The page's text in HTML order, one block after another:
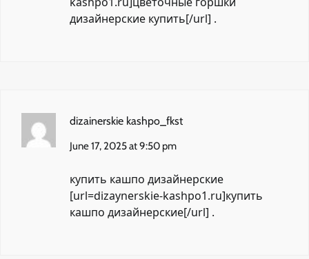
дизайнерские купить[/url] .
dizainerskie kashpo_fkst
June 17, 2025 at 9:50 pm
купить кашпо дизайнерские
[url=dizaynerskie-kashpo1.ru]купить
кашпо дизайнерские[/url] .